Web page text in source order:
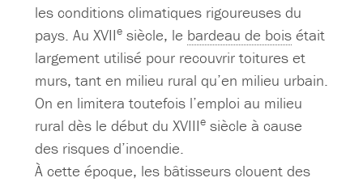
les conditions climatiques rigoureuses du
pays. Au XVIIesiècle, le bardeau de boisétait
largement utilisé pour recouvrir toitures et
murs, tant en milieu rural qu’en milieu urbain.
On en limitera toutefois l’emploi au milieu
rural dès le début du XVIIIesiècle à cause
des risques d’incendie.
À cette époque, les bâtisseurs clouent des